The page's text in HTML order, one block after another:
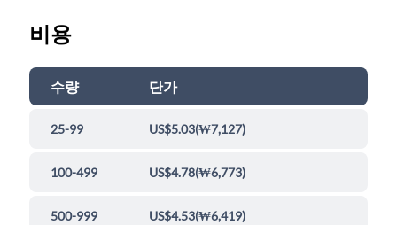
비용
수량 단가
25-99 US$5.03(₩7,127)
100-499 US$4.78(₩6,773)
500-999 US$4.53(₩6,419)